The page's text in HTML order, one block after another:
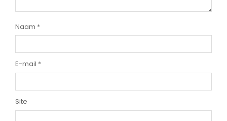
Naam *
E-mail *
Site